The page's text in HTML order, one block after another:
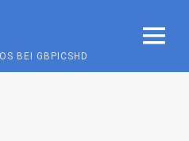
BEI GBPICSHD
MENU